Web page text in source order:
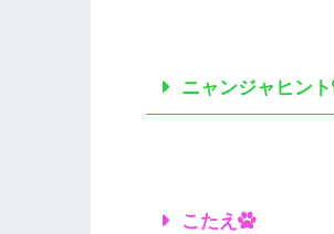
ニャンジャヒント
こたえ